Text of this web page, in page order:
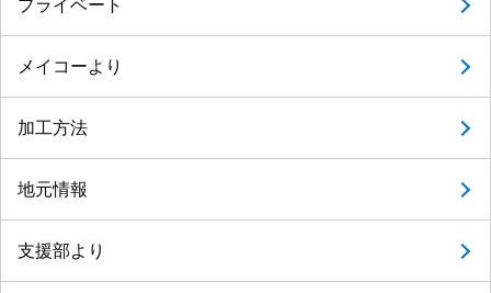
プライベート
メイコーより
加工方法
地元情報
支援部より